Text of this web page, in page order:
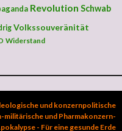
Revolution Schwab
Volkssouveränität
Widerstand
und konzernpolitische
und Pharmakonzern-
- Für eine gesunde Erde